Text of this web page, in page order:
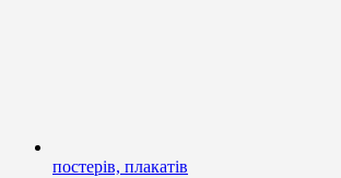
постерів, плакатів